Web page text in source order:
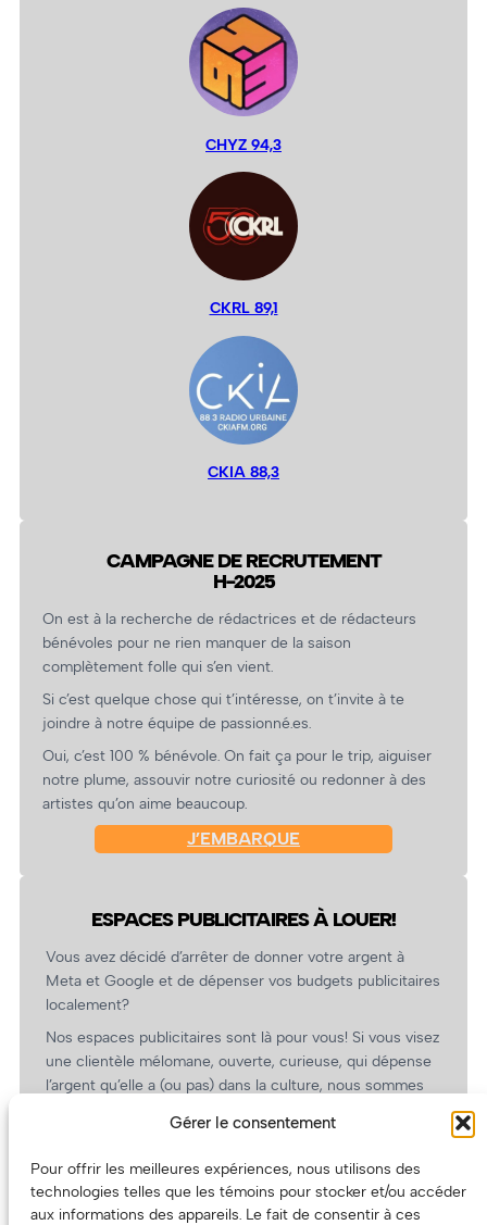
Gérer le consentement
Pour offrir les meilleures expériences, nous utilisons des
technologies telles que les témoins pour stocker et/ou accéder
aux informations des appareils. Le fait de consentir à ces
CHYZ 94,3
CKRL 89,1
CKIA 88,3
CAMPAGNE DE RECRUTEMENT
H-2025
On est à la recherche de rédactrices et de rédacteurs
bénévoles pour ne rien manquer de la saison
complètement folle qui s’en vient.
Si c’est quelque chose qui t’intéresse, on t’invite à te
joindre à notre équipe de passionné.es.
Oui, c’est 100 % bénévole. On fait ça pour le trip, aiguiser
notre plume, assouvir notre curiosité ou redonner à des
artistes qu’on aime beaucoup.
J’EMBARQUE
ESPACES PUBLICITAIRES À LOUER!
Vous avez décidé d’arrêter de donner votre argent à
Meta et Google et de dépenser vos budgets publicitaires
localement?
Nos espaces publicitaires sont là pour vous! Si vous visez
une clientèle mélomane, ouverte, curieuse, qui dépense
l’argent qu’elle a (ou pas) dans la culture, nous sommes
revient.
(Oui, on va avoir des tarifs spéciaux pour vous, les